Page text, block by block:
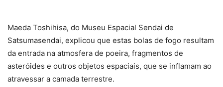
Maeda Toshihisa, do Museu Espacial Sendai de
Satsumasendai, explicou que estas bolas de fogo resultam
da entrada na atmosfera de poeira, fragmentos de
asteróides e outros objetos espaciais, que se inflamam ao
atravessar a camada terrestre.